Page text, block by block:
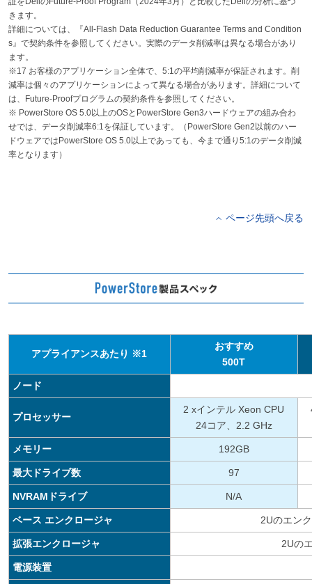
きます。
詳細については、『All-Flash Data Reduction Guarantee Terms and Condition
s』で契約条件を参照してください。実際のデータ削減率は異なる場合があり
ます。
※17 お客様のアプリケーション全体で、5:1の平均削減率が保証されます。削
減率は個々のアプリケーションによって異なる場合があります。詳細について
は、Future-Proofプログラムの契約条件を参照してください。
※ PowerStore OS 5.0以上のOSとPowerStore Gen3ハードウェアの組み合わ
せでは、データ削減率6:1を保証しています。（PowerStore Gen2以前のハー
ドウェアではPowerStore OS 5.0以上であっても、今まで通り5:1のデータ削減
率となります）
ページ先頭へ戻る
アプライアンスあたり ※1
おすすめ
500T
ノード
プロセッサー
2 xインテル Xeon CPU
24コア、2.2 GHz
メモリー 192GB
最大ドライブ数 97
NVRAMドライブ N/A
ベース エンクロージャ 2Uのエン
拡張エンクロージャ 2Uの
電源装置